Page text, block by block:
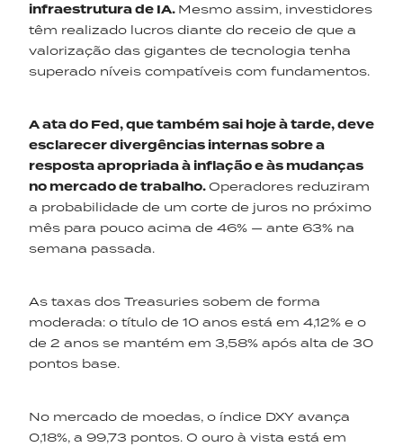
infraestrutura de IA. Mesmo assim, investidores
têm realizado lucros diante do receio de que a
valorização das gigantes de tecnologia tenha
superado níveis compatíveis com fundamentos.
A ata do Fed,quetambém sai hoje à tarde, deve
esclarecer divergências internas sobre a
resposta apropriada à inflação e às mudanças
no mercado de trabalho.Operadores reduziram
a probabilidade de um corte de juros no próximo
mês para pouco acima de 46% — ante 63% na
semana passada.
As taxas dos Treasuries sobem de forma
moderada: o título de 10 anos está em 4,12% e o
de 2 anos se mantém em 3,58% após alta de 30
pontos base.
No mercado de moedas, o índice DXY avança
0,18%, a 99,73 pontos. O ouro à vista está em